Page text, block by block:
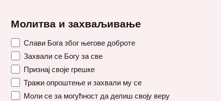
Молитва и захваљивање
Слави Бога због његове доброте
Захвали се Богу за све
Признај своје грешке
Тражи опроштење и захвали му се
Моли се за могућност да делиш своју веру